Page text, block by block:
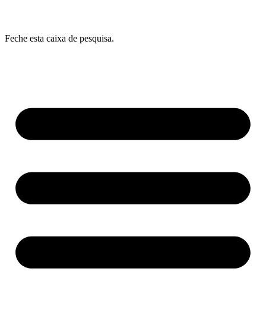
Feche esta caixa de pesquisa.